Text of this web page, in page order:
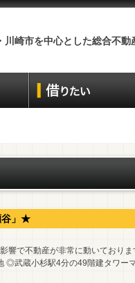
川崎市を中心とした総合不動
谷」★
響で不動産が非常に動いており
◎武蔵小杉駅4分の49階建タワ